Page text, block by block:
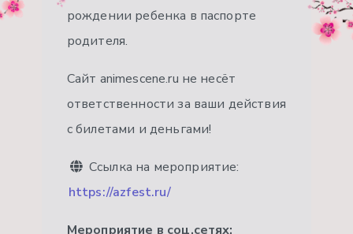
рождении ребенка в паспорте
родителя.
Сайт animescene.ru не несёт
ответственности за ваши действия
с билетами и деньгами!
Ссылка на мероприятие:
https://azfest.ru/
Мероприятие в соц.сетях: